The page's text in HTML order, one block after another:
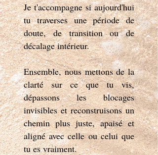
Je t'accompagne si aujourd'hui
tu traverses une période de
doute, de transition ou de
décalage intérieur.
Ensemble, nous mettons de la
clarté sur ce que tu vis,
dépassons les blocages
invisibles et reconstruisons un
chemin plus juste, apaisé et
aligné avec celle ou celui que
tu es vraiment.